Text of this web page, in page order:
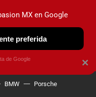
CIRCULA
BMW Porsche
×
MX en Google
preferida
de Google